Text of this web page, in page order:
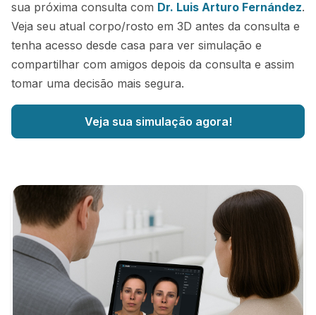
sua próxima consulta com Dr. Luis Arturo Fernández.
Veja seu atual corpo/rosto em 3D antes da consulta e
tenha acesso desde casa para ver simulação e
compartilhar com amigos depois da consulta e assim
tomar uma decisão mais segura.
Veja sua simulação agora!